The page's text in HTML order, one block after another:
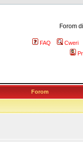
Forom
FAQ
Cweri
Forom